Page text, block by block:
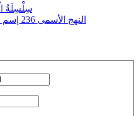
سِلْسِلَةُ
النهج الأسمى 236 إسم الله الواحد الأحد - اللقاء 5